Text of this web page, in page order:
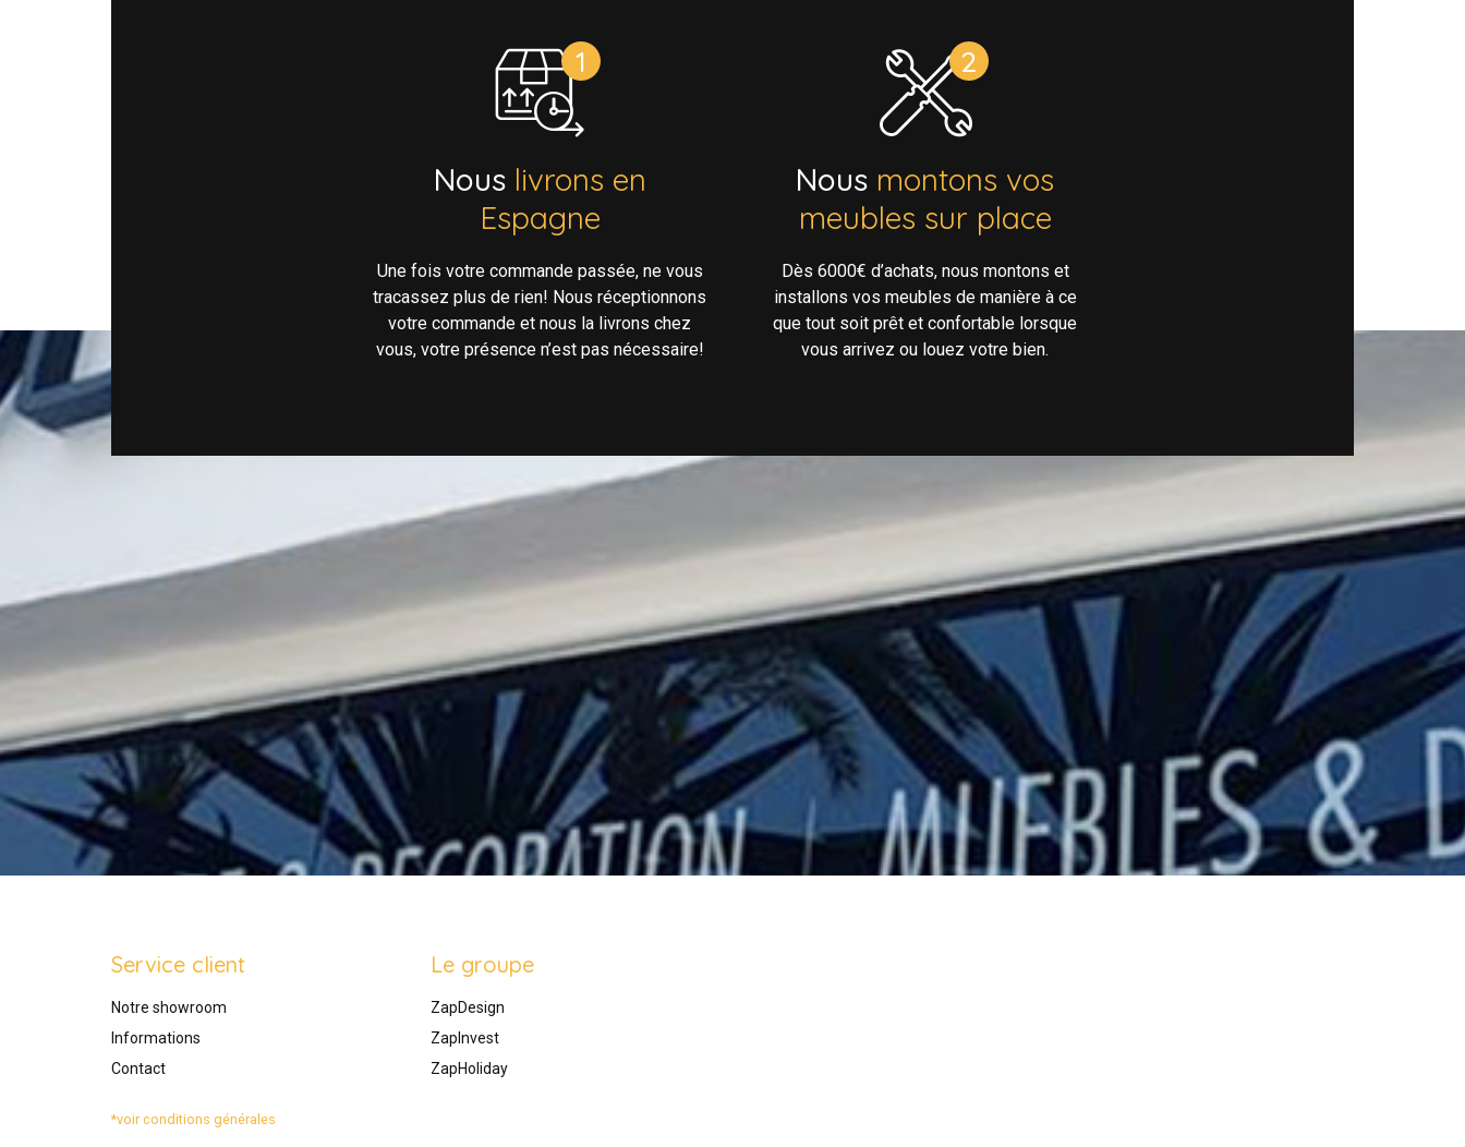
Nous livrons en
Espagne
Une fois votre commande passée, ne vous
tracassez plus de rien! Nous réceptionnons
votre commande et nous la livrons chez
vous, votre présence n’est pas nécessaire!
Nous montons vos
meubles sur place
Dès 6000€ d’achats, nous montons et
installons vos meubles de manière à ce
que tout soit prêt et confortable lorsque
vous arrivez ou louez votre bien.
Service client
Notre showroom
Informations
Contact
Le groupe
ZapDesign
ZapInvest
ZapHoliday
*voir conditions générales